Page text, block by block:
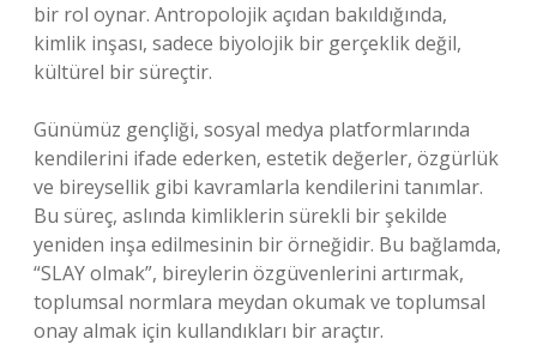
bir rol oynar. Antropolojik açıdan bakıldığında,
kimlik inşası, sadece biyolojik bir gerçeklik değil,
kültürel bir süreçtir.
Günümüz gençliği, sosyal medya platformlarında
kendilerini ifade ederken, estetik değerler, özgürlük
ve bireysellik gibi kavramlarla kendilerini tanımlar.
Bu süreç, aslında kimliklerin sürekli bir şekilde
yeniden inşa edilmesinin bir örneğidir. Bu bağlamda,
“SLAY olmak”, bireylerin özgüvenlerini artırmak,
toplumsal normlara meydan okumak ve toplumsal
onay almak için kullandıkları bir araçtır.